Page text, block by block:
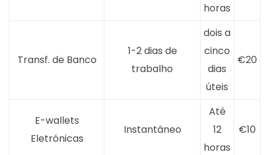
horas
Transf. de Banco
1-2 dias de
trabalho
dois a
cinco
dias
úteis
€20
E-wallets
Eletrónicas
Instantâneo
Até
12
horas
€10